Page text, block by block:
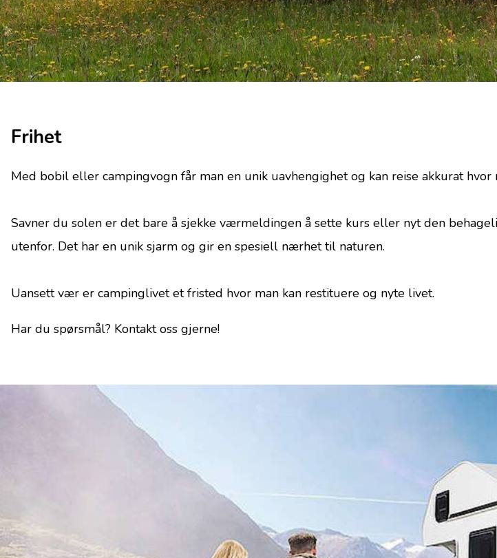
Frihet
Med bobil eller campingvogn får man en unik uavhengighet og kan reise akkurat hvor
Savner du solen er det bare å sjekke værmeldingen å sette kurs eller nyt den
utenfor. Det har en unik sjarm og gir en spesiell nærhet til naturen.
Uansett vær er campinglivet et fristed hvor man kan restituere og nyte livet.
Har du spørsmål? Kontakt oss gjerne!